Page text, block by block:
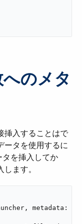
のメタ
挿入することはで
ータを使用するに
タを挿入してか
ます。
metadata: